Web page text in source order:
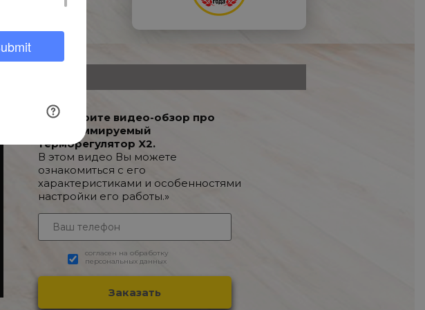
Посмотрите видео-обзор про
Программируемый
терморегулятор X2.
В этом видео Вы можете
ознакомиться с его
характеристиками и особенностями
настройки его работы.»
согласен на обработку
персональных данных